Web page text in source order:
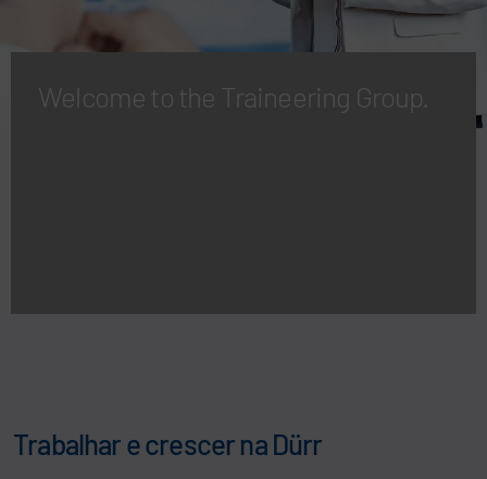
Welcome to the Traineering Group.
Trabalhar e crescer na Dürr